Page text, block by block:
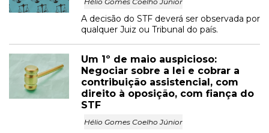
A decisão do STF deverá ser observada por
qualquer Juiz ou Tribunal do país.
Um 1º de maio auspicioso:
Negociar sobre a lei e cobrar a
contribuição assistencial, com
direito à oposição, com fiança do
STF
Hélio Gomes Coelho Júnior